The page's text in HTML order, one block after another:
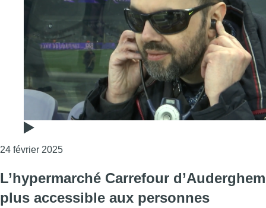
24 février 2025Consulter l'article "Comment vivre un match au
L’hypermarché Carrefour d’Auderghem
plus accessible aux personnes